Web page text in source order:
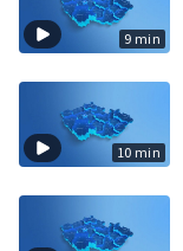
9 min
10 min